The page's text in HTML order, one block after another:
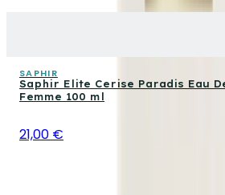
SAPHIR
Saphir Elite Cerise Paradis Eau
Femme 100 ml
21,00 €